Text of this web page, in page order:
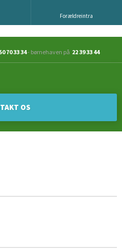
70 33 34- børnehaven på 22 39 33 44
Forældreintra
OS​